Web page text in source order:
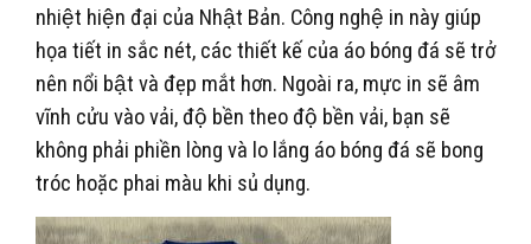
nhiệt hiện đại của Nhật Bản. Công nghệ in này giúp
họa tiết in sắc nét, các thiết kế của áo bóng đá sẽ trở
nên nổi bật và đẹp mắt hơn. Ngoài ra, mực in sẽ âm
vĩnh cửu vào vải, độ bền theo độ bền vải, bạn sẽ
không phải phiền lòng và lo lắng áo bóng đá sẽ bong
tróc hoặc phai màu khi sủ dụng.